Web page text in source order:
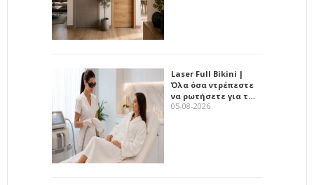
Laser Full Bikini |
Όλα όσα ντρέπεστε
να ρωτήσετε για τ…
05-08-2026